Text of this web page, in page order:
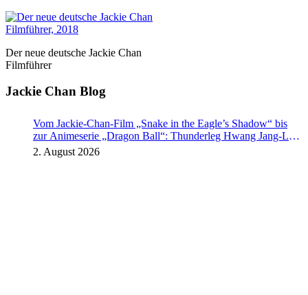
Der neue deutsche Jackie Chan
Filmführer
Jackie Chan Blog
Vom Jackie-Chan-Film „Snake in the Eagle’s Shadow“ bis
zur Animeserie „Dragon Ball“: Thunderleg Hwang Jang-Lee
tritt globale Rechteoffensive los
2. August 2026